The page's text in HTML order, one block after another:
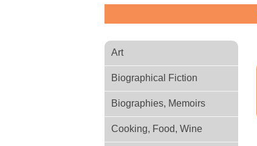
Art
Biographical Fiction
Biographies, Memoirs
Cooking, Food, Wine